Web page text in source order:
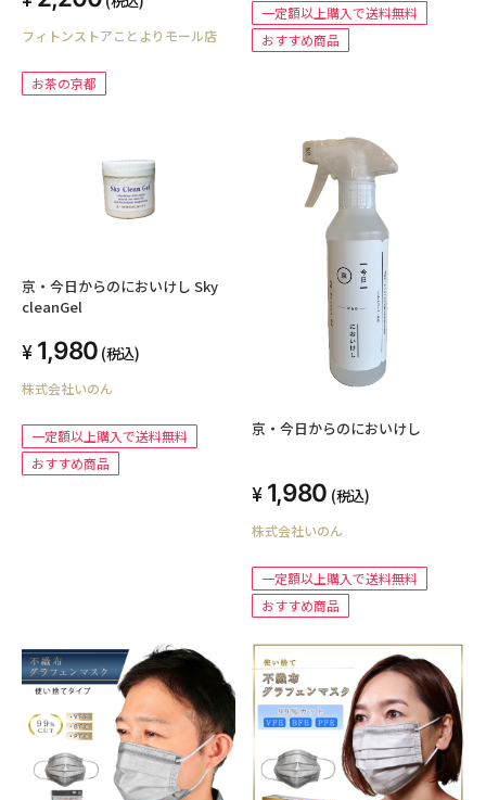
フィトンストアことよりモール店
お茶の京都
一定額以上購入で送料無料
おすすめ商品
京・今日からのにおいけし Sky
cleanGel
1,980 (税込)
株式会社いのん
一定額以上購入で送料無料
おすすめ商品
京・今日からのにおいけし
1,980 (税込)
株式会社いのん
一定額以上購入で送料無料
おすすめ商品